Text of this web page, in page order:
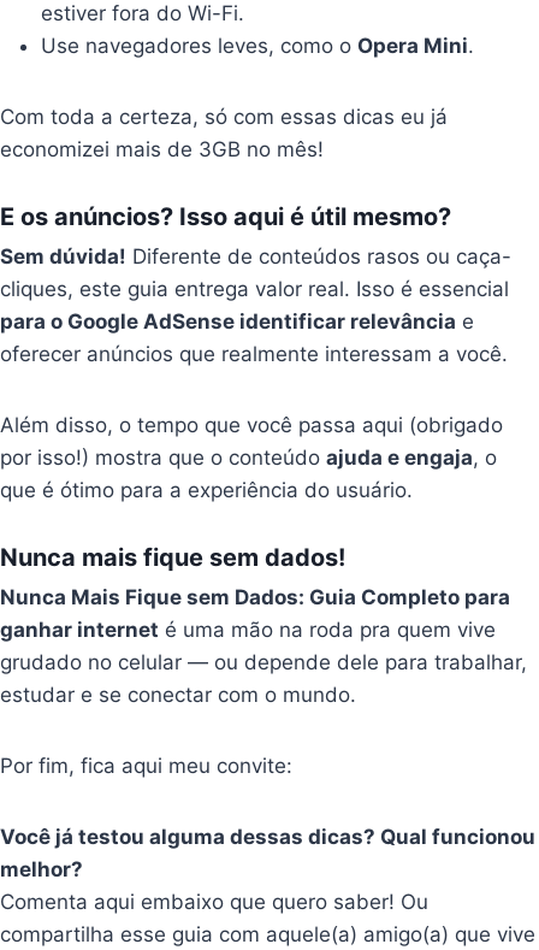
estiver fora do Wi-Fi.
Use navegadores leves, como o Opera Mini.
Com toda a certeza, só com essas dicas eu já
economizei mais de 3GB no mês!
E os anúncios? Isso aqui é útil mesmo?
Sem dúvida! Diferente de conteúdos rasos ou caça-
cliques, este guia entrega valor real. Isso é essencial
para o Google AdSense identificar relevância e
oferecer anúncios que realmente interessam a você.
Além disso, o tempo que você passa aqui (obrigado
por isso!) mostra que o conteúdoajuda e engaja, o
que é ótimo para a experiência do usuário.
Nunca mais fique sem dados!
Nunca Mais Fique sem Dados: Guia Completo para
ganhar internet é uma mão na roda pra quem vive
grudado no celular — ou depende dele para trabalhar,
estudar e se conectar com o mundo.
Por fim, fica aqui meu convite:
Você já testou alguma dessas dicas? Qual funcionou
melhor?
Comenta aqui embaixo que quero saber! Ou
compartilha esse guia com aquele(a) amigo(a) que vive